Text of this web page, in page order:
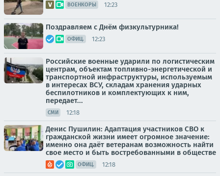
ВОЕНКОРЫ 12:23
Поздравляем с Днём физкультурника!
ОФИЦ. 12:23
Российские военные ударили по логистическим
центрам, объектам топливно-энергетической и
транспортной инфраструктуры, используемым
в интересах ВСУ, складам хранения ударных
беспилотников и комплектующих к ним,
передает...
СМИ 12:18
Денис Пушилин: Адаптация участников СВО к
гражданской жизни имеет огромное значение:
именно она даёт ветеранам возможность найти
свое место и быть востребованными в обществе
ОФИЦ. 12:18